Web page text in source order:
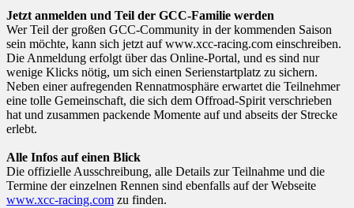
Jetzt anmelden und Teil der GCC-Familie werden
Wer Teil der großen GCC-Community in der kommenden Saison
sein möchte, kann sich jetzt auf www.xcc-racing.com einschreiben.
Die Anmeldung erfolgt über das Online-Portal, und es sind nur
wenige Klicks nötig, um sich einen Serienstartplatz zu sichern.
Neben einer aufregenden Rennatmosphäre erwartet die Teilnehmer
eine tolle Gemeinschaft, die sich dem Offroad-Spirit verschrieben
hat und zusammen packende Momente auf und abseits der Strecke
erlebt.
Alle Infos auf einen Blick
Die offizielle Ausschreibung, alle Details zur Teilnahme und die
Termine der einzelnen Rennen sind ebenfalls auf der Webseite
www.xcc-racing.com zu finden.